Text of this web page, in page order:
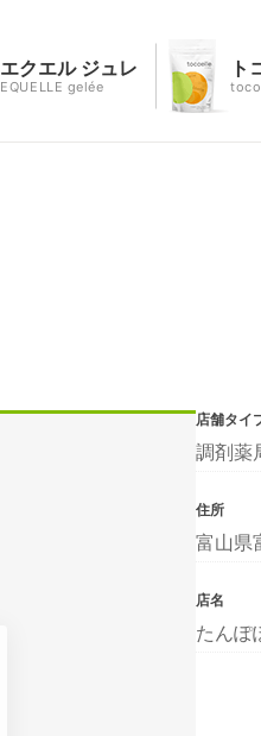
エクエル ジュレ
EQUELLE gelée
ト
店舗タイ
調剤薬
住所
富山県
店名
たん